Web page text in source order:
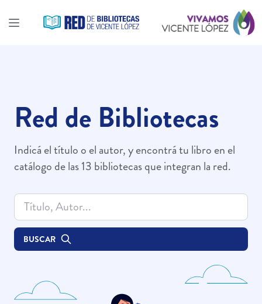
Red de Bibliotecas
Indicá el título o el autor, y encontrá tu libro en el
catálogo de las 13 bibliotecas que integran la red.
BUSCAR